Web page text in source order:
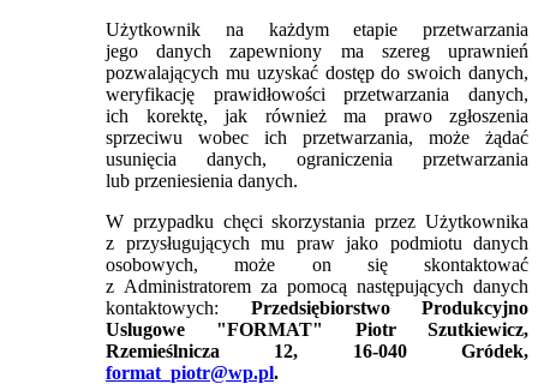
Użytkownik na każdym etapie przetwarzania
jego danych zapewniony ma szereg uprawnień
pozwalających mu uzyskać dostęp do swoich danych,
weryfikację prawidłowości przetwarzania danych,
ich korektę, jak również ma prawo zgłoszenia
sprzeciwu wobec ich przetwarzania, może żądać
usunięcia danych, ograniczenia przetwarzania
lub przeniesienia danych.
W przypadku chęci skorzystania przez Użytkownika
z przysługujących mu praw jako podmiotu danych
osobowych, może on się skontaktować
z Administratorem za pomocą następujących danych
kontaktowych: Przedsiębiorstwo Produkcyjno
Uslugowe "FORMAT" Piotr Szutkiewicz,
Rzemieślnicza 12, 16-040 Gródek,
format_piotr@wp.pl.